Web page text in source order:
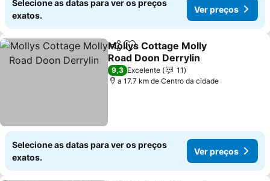
Selecione as datas para ver os preços
exatos.
Ver preços
PartilharAdicionar aos favoritos
Mollys Cottage Molly
Road Doon Derrylin
9,3 Excelente
11
a 17.7 km de Centro da cidade
Selecione as datas para ver os preços
exatos.
Ver preços